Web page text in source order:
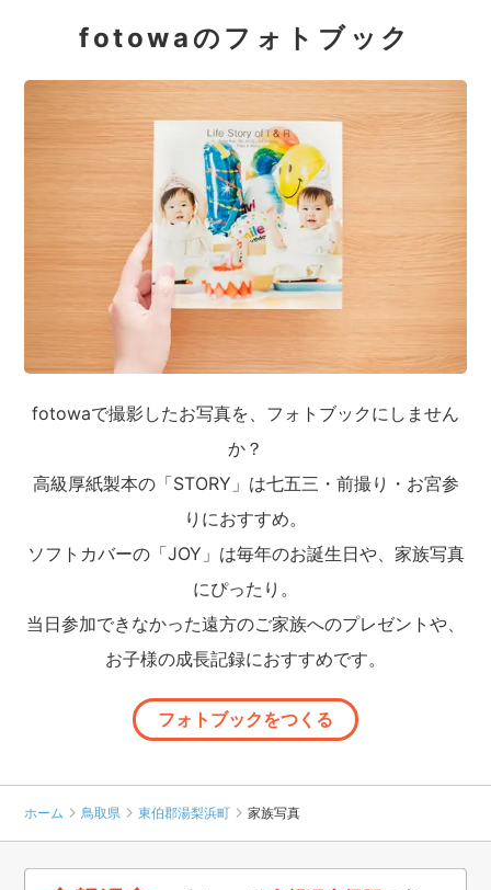
fotowaのフォトブック
fotowaで撮影したお写真を、フォトブックにしません
か？
高級厚紙製本の「STORY」は七五三・前撮り・お宮参
りにおすすめ。
ソフトカバーの「JOY」は毎年のお誕生日や、家族写真
にぴったり。
当日参加できなかった遠方のご家族へのプレゼントや、
お子様の成長記録におすすめです。
フォトブックをつくる
ホーム 鳥取県 東伯郡湯梨浜町 家族写真